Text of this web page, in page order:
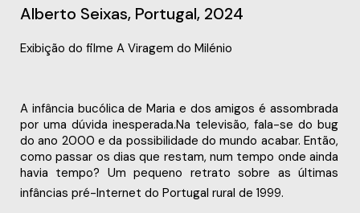
Alberto Seixas, Portugal, 2024
Exibição do filme A Viragem do Milénio
A infância bucólica de Maria e dos amigos é assombrada
por uma dúvida inesperada.Na televisão, fala-se do bug
do ano 2000 e da possibilidade do mundo acabar. Então,
como passar os dias que restam, num tempo onde ainda
havia tempo? Um pequeno retrato sobre as últimas
infâncias pré-Internet do Portugal rural de 1999.